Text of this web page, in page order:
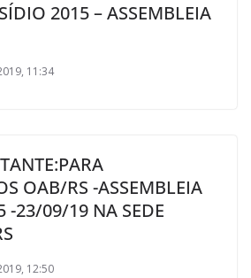
2015 – ASSEMBLEIA
11:34
OAB/RS -ASSEMBLEIA
-23/09/19 NA SEDE
12:50